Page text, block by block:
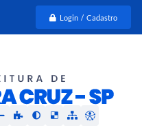
Login / Cadastro